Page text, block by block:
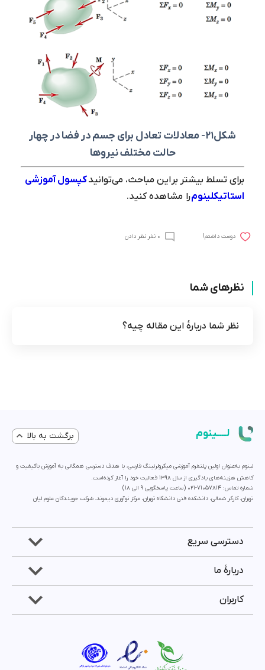
شکل21- معادلات تعادل برای جسم در فضا در چهار
حالت مختلف نیروها
برای تسلط بیشتر بر این مباحث، می‌توانیدکپسول آموزشی
استاتیکلینومرا مشاهده کنید.
!دوست داشتم 0 نفر نظر دادن
نظرهای شما
نظر شما دربارۀ این مقاله چیه؟
لــــینوم برگشت به بالا
لینوم به‌عنوان اولین پلتفرم آموزشی میکرولرنینگ فارسی، با هدف دسترسی همگانی به آموزش باکیفیت و
کاهش هزینه‌های یادگیری از سال 1398 فعالیت خود را آغاز کرده‌است.
شماره تماس: 71057814-021 (ساعت پاسخگویی ۹ الی ۱۸)
تهران، کارگر شمالی، دانشکده فنی دانشگاه تهران، مرکز نوآوری دیموند، شرکت جویندگان علوم لیان
دسترسی سریع
دربارۀ ما
کاربران